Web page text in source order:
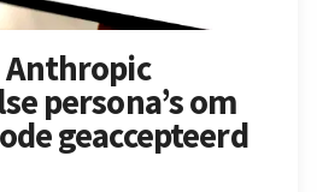
Anthropic
persona’s om
geaccepteerd